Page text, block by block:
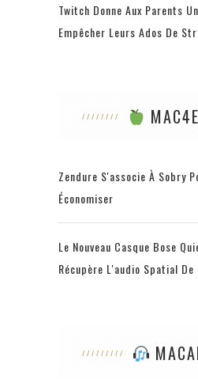
Twitch Donne Aux Parents
Empêcher Leurs Ados De
Zendure S'associe À Sobry
Économiser
Le Nouveau Casque Bose
Récupère L'audio Spatial